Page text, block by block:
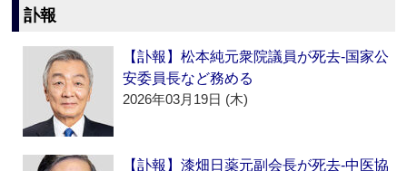
訃報
【訃報】松本純元衆院議員が死去‐国家公
安委員長など務める
2026年03月19日 (木)
【訃報】漆畑日薬元副会長が死去‐中医協